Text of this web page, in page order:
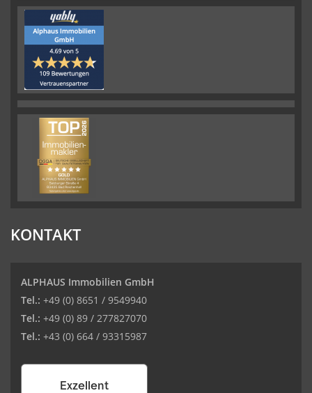
KONTAKT
ALPHAUS Immobilien GmbH
Tel.: +49 (0) 8651 / 9549940
Tel.: +49 (0) 89 / 277827070
Tel.: +43 (0) 664 / 93315987